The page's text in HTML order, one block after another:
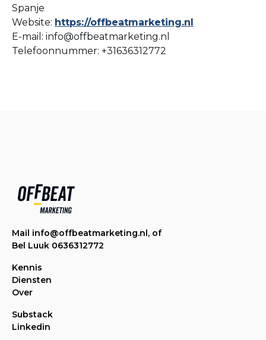
Spanje
Website: https://offbeatmarketing.nl
E-mail: info@offbeatmarketing.nl
Telefoonnummer: +31636312772
Mail info@offbeatmarketing.nl, of
Bel Luuk 0636312772
Kennis
Diensten
Over
Substack
Linkedin